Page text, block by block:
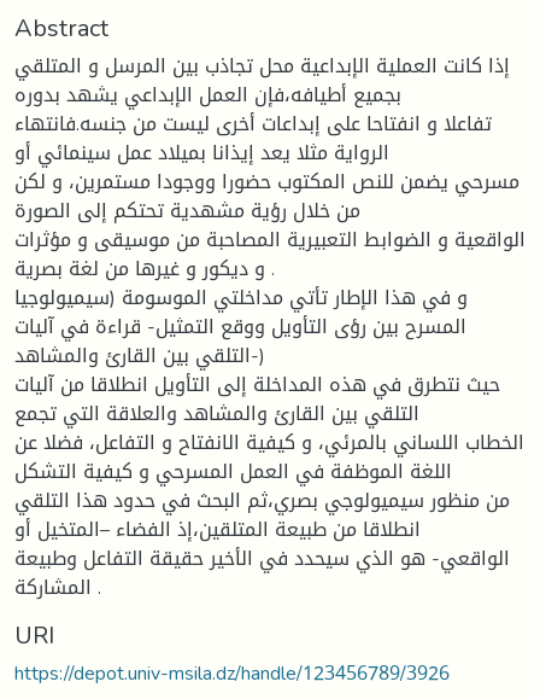
Abstract
إذا كانت العملية الإبداعية محل تجاذب بين المرسل و المتلقي
بجميع أطيافه،فإن العمل الإبداعي يشهد بدوره
تفاعلا و انفتاحا على إبداعات أخرى ليست من جنسه.فانتهاء
الرواية مثلا يعد إيذانا بميلاد عمل سينمائي أو
مسرحي يضمن للنص المكتوب حضورا ووجودا مستمرين، و لكن
من خلال رؤية مشهدية تحتكم إلى الصورة
الواقعية و الضوابط التعبيرية المصاحبة من موسيقى و مؤثرات
و ديكور و غيرها من لغة بصرية .
و في هذا الإطار تأتي مداخلتي الموسومة (سيميولوجيا
المسرح بين رؤى التأويل ووقع التمثيل- قراءة في آليات
التلقي بين القارئ والمشاهد-)
حيث نتطرق في هذه المداخلة إلى التأويل انطلاقا من آليات
التلقي بين القارئ والمشاهد والعلاقة التي تجمع
الخطاب اللساني بالمرئي، و كيفية الانفتاح و التفاعل، فضلا عن
اللغة الموظفة في العمل المسرحي و كيفية التشكل
من منظور سيميولوجي بصري،ثم البحث في حدود هذا التلقي
انطلاقا من طبيعة المتلقين،إذ الفضاء –المتخيل أو
الواقعي- هو الذي سيحدد في الأخير حقيقة التفاعل وطبيعة
المشاركة .
URI
https://depot.univ-msila.dz/handle/123456789/3926